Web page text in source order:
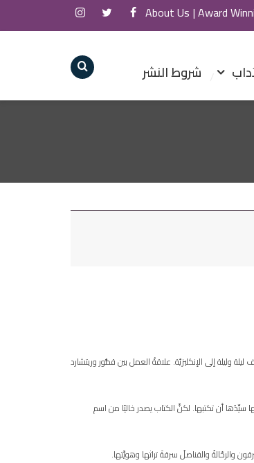
Award
About Us
شروط النشر
وليلة إلى الإنكليزيّة. علاقةُ العمل بين قمُّور وريتشارد
1860 في دمشق بالطريقة التي يريد لها سيِّدُها أن تكتبها. لكنَّ الكتاب يصدر خاليًا من اسم
والرحّالةُ والقناصلُ سرقةَ تراثها وهويَّتها.